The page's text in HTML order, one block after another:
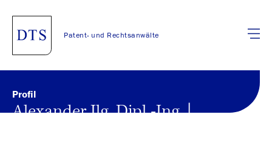
Patent- und Rechtsanwälte
Profil
Alexander Ilg, Dipl.-Ing. |